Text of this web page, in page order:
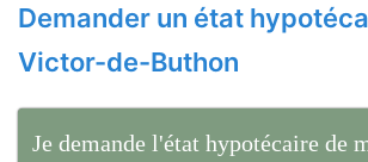
Demander un état
Victor-de-Buthon
Je demande l'état hypotécaire de